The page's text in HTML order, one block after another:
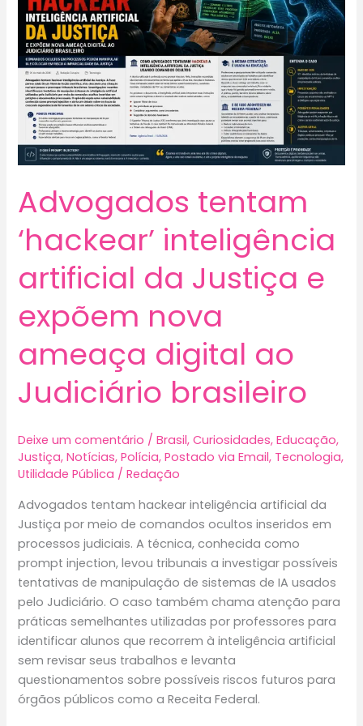
Advogados tentam
‘hackear’ inteligência
artificial da Justiça e
expõem nova
ameaça digital ao
Judiciário brasileiro
Deixe um comentário /Brasil,Curiosidades,Educação,
Justiça,Notícias,Polícia,Postado via Email, Tecnologia,
Utilidade Pública /Redação
Advogados tentam hackear inteligência artificial da
Justiça por meio de comandos ocultos inseridos em
processos judiciais. A técnica, conhecida como
prompt injection, levou tribunais a investigar possíveis
tentativas de manipulação de sistemas de IA usados
pelo Judiciário. O caso também chama atenção para
práticas semelhantes utilizadas por professores para
identificar alunos que recorrem à inteligência artificial
sem revisar seus trabalhos e levanta
questionamentos sobre possíveis riscos futuros para
órgãos públicos como a Receita Federal.